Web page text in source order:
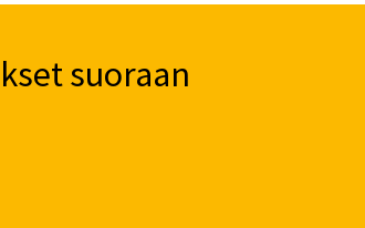
suoraan